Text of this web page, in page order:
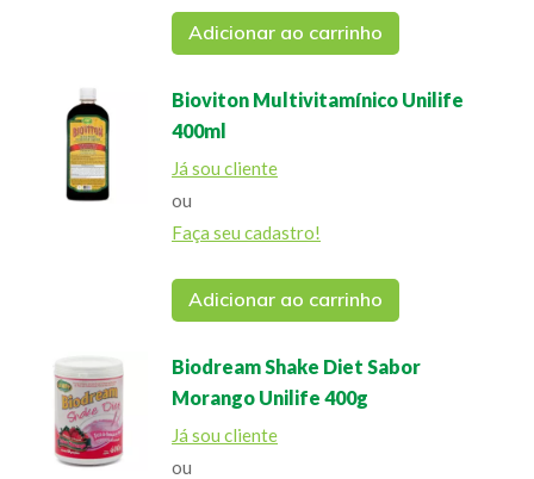
Adicionar ao carrinho
Bioviton Multivitamínico Unilife
400ml
Já sou cliente
ou
Faça seu cadastro!
Adicionar ao carrinho
Biodream Shake Diet Sabor
Morango Unilife 400g
Já sou cliente
ou